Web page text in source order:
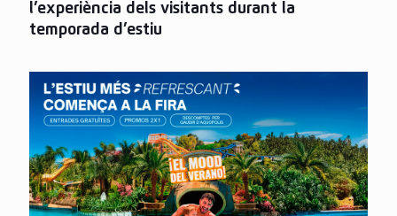
l’experiència dels visitants durant la
temporada d’estiu